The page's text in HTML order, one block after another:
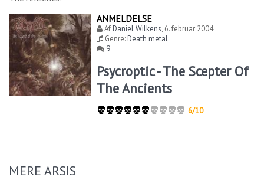
ANMELDELSE
AfDaniel Wilkens, 6. februar 2004
Genre:Death metal
9
Psycroptic - The Scepter Of
The Ancients
6/10
MERE ARSIS